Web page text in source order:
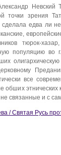
Невский
точки зрения
едва ли не
тюрок-
популяцию во
олигархическую
все
обших
связанные и с
/ Святая Русь